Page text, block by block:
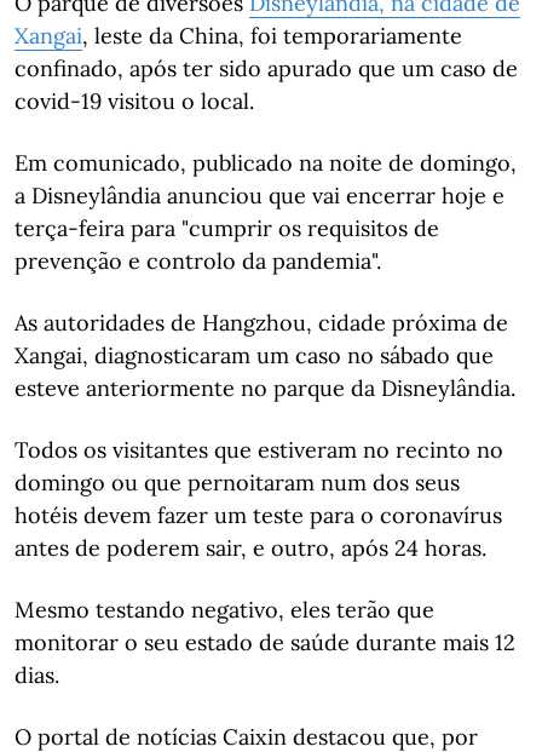
Xangai, leste da China, foi temporariamente
confinado, após ter sido apurado que um caso de
covid-19 visitou o local.
Em comunicado, publicado na noite de domingo,
a Disneylândia anunciou que vai encerrar hoje e
terça-feira para "cumprir os requisitos de
prevenção e controlo da pandemia".
As autoridades de Hangzhou, cidade próxima de
Xangai, diagnosticaram um caso no sábado que
esteve anteriormente no parque da Disneylândia.
Todos os visitantes que estiveram no recinto no
domingo ou que pernoitaram num dos seus
hotéis devem fazer um teste para o coronavírus
antes de poderem sair, e outro, após 24 horas.
Mesmo testando negativo, eles terão que
monitorar o seu estado de saúde durante mais 12
dias.
O portal de notícias Caixin destacou que, por